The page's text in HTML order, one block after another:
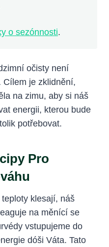
o sezónnosti.
očisty není
Cílem je zklidnění,
na zimu, aby si náš
energii, kterou bude
potřebovat.
Pro
klesají, náš
na měnící se
vstupujeme do
dóši Váta. Tato